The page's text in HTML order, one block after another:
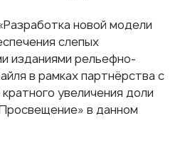
новой модели
слепых
изданиями рельефно-
в рамках партнёрства с
увеличения доли
в данном